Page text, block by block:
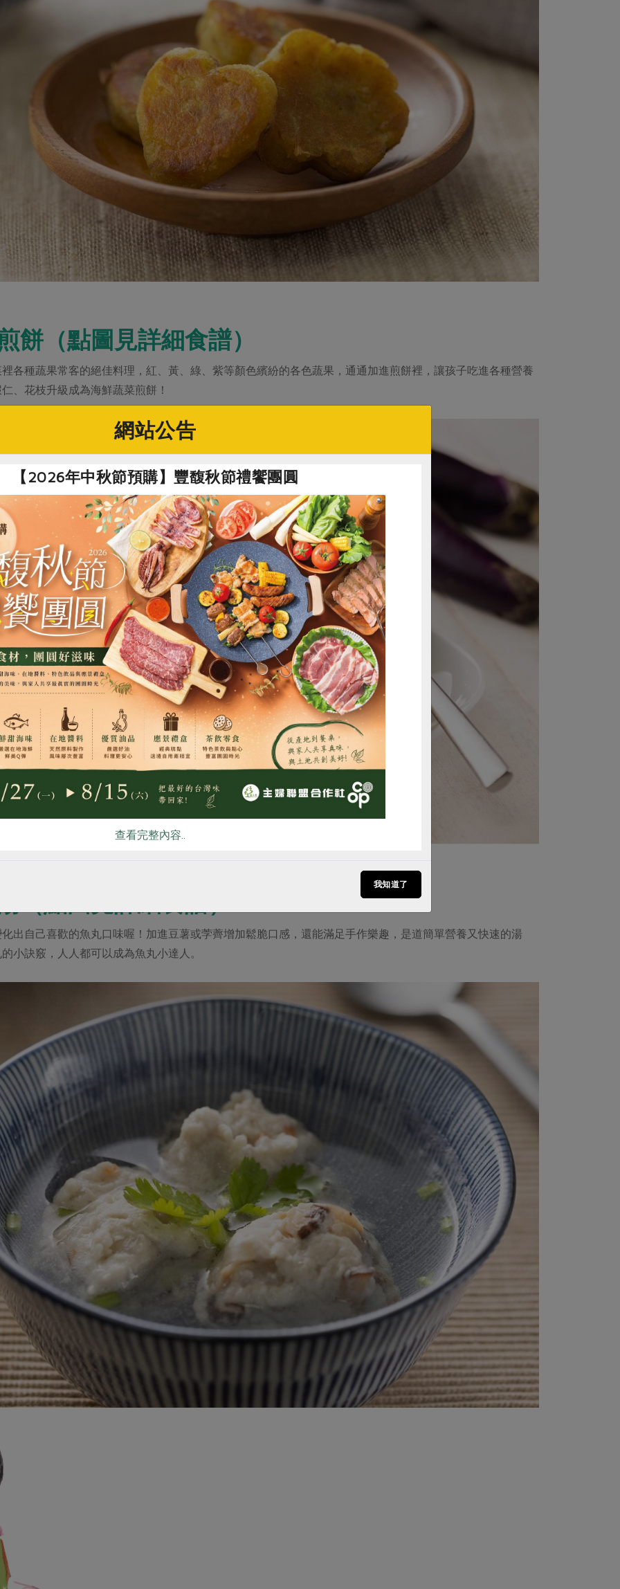
餅（點圖見詳細食譜）
各種蔬果常客的絕佳料理，紅、黃、綠、紫等顏色繽紛的各色蔬果，通通加進煎餅裡，讓孩子吃進各種營養
、花枝升級成為海鮮蔬菜煎餅！
出自己喜歡的魚丸口味喔！加進豆薯或茡薺增加鬆脆口感，還能滿足手作樂趣，是道簡單營養又快速的湯
小訣竅，人人都可以成為魚丸小達人。
RPET 食譜 減硝酸鹽 雞蛋 食安 共同購買
網站公告
【2026年中秋節預購】豐馥秋節禮饗團圓
查看完整內容..
我知道了